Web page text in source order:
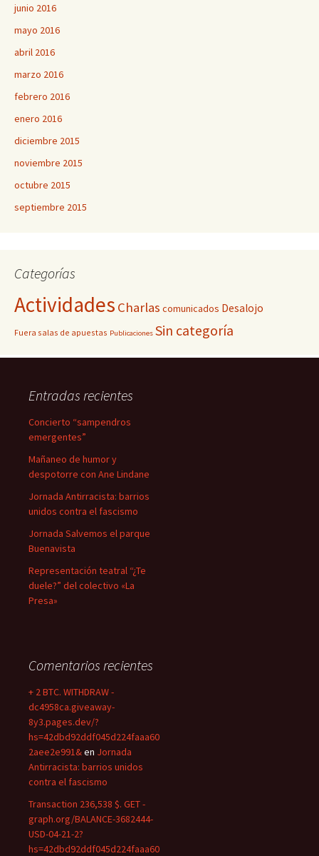
junio 2016
mayo 2016
abril 2016
marzo 2016
febrero 2016
enero 2016
diciembre 2015
noviembre 2015
octubre 2015
septiembre 2015
Categorías
Actividades Charlas comunicados Desalojo
Fuera salas de apuestas Publicaciones Sin categoría
Entradas recientes
Concierto “sampendros
emergentes”
Mañaneo de humor y
despotorre con Ane Lindane
Jornada Antirracista: barrios
unidos contra el fascismo
Jornada Salvemos el parque
Buenavista
Representación teatral “¿Te
duele?” del colectivo «La
Presa»
Comentarios recientes
+ 2 BTC. WITHDRAW -
dc4958ca.giveaway-
8y3.pages.dev/?
hs=42dbd92ddf045d224faaa60
2aee2e991&en Jornada
Antirracista: barrios unidos
contra el fascismo
Transaction 236,538 $. GET -
graph.org/BALANCE-3682444-
USD-04-21-2?
hs=42dbd92ddf045d224faaa60